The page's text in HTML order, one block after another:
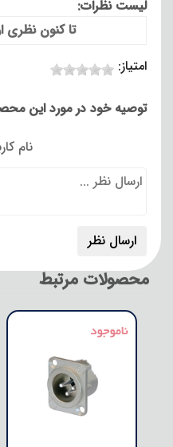
لیست نظرات:
تا کنون
امتیاز:
توصیه خود در مورد این
نام
محصولات مرتبط